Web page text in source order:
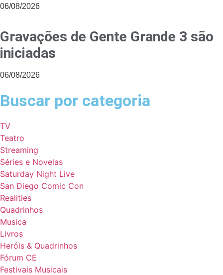
06/08/2026
Gravações de Gente Grande 3 são
iniciadas
06/08/2026
Buscar por categoria
TV
Teatro
Streaming
Séries e Novelas
Saturday Night Live
San Diego Comic Con
Realities
Quadrinhos
Musica
Livros
Heróis & Quadrinhos
Fórum CE
Festivais Musicais